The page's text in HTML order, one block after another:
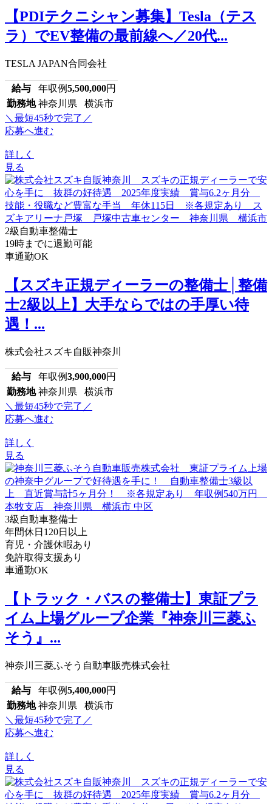
【PDIテクニシャン募集】Tesla（テス
ラ）でEV整備の最前線へ／20代...
TESLA JAPAN合同会社
給与 年収例5,500,000円
勤務地 神奈川県 横浜市
＼最短45秒で完了／
応募へ進む
詳しく
見る
2級自動車整備士
19時までに退勤可能
車通勤OK
【スズキ正規ディーラーの整備士│整備
士2級以上】大手ならではの手厚い待
遇！...
株式会社スズキ自販神奈川
給与 年収例3,900,000円
勤務地 神奈川県 横浜市
＼最短45秒で完了／
応募へ進む
詳しく
見る
3級自動車整備士
年間休日120日以上
育児・介護休暇あり
免許取得支援あり
車通勤OK
【トラック・バスの整備士】東証プラ
イム上場グループ企業『神奈川三菱ふ
そう』...
神奈川三菱ふそう自動車販売株式会社
給与 年収例5,400,000円
勤務地 神奈川県 横浜市
＼最短45秒で完了／
応募へ進む
詳しく
見る